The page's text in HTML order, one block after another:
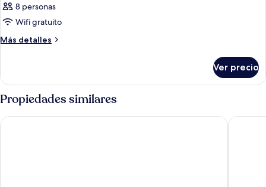
8 personas
Wifi gratuito
Más detalles
Más
Ver precio
Propiedades similares
Aquila Elounda Village Resort, Suites & Spa - Adults Only